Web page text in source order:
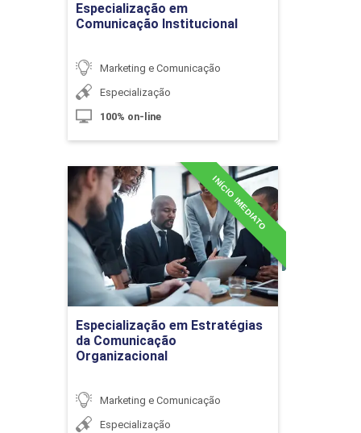
Marketing Cultural e o Fortalecimento
da Marca
10h
Tendências do Mercado Digital
Big Data: Data Driven e Real Time
Marketing
10h
Especialização em
Comunicação Institucional
Marketing e Comunicação
Especialização
100% on-line
Especialização em Estratégias
da Comunicação
Organizacional
INÍCIO IMEDIATO
Marketing e Comunicação
Especialização
Especialização em
Estratégias da
Comunicação
Organizacional
Detalhes do curso
Ir para Inscrição